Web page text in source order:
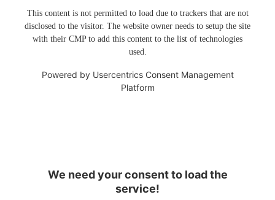
This content is not permitted to load due to trackers that are not
disclosed to the visitor. The website owner needs to setup the site
with their CMP to add this content to the list of technologies
used.
Powered by Usercentrics Consent Management
Platform
We need your consent to load the
service!